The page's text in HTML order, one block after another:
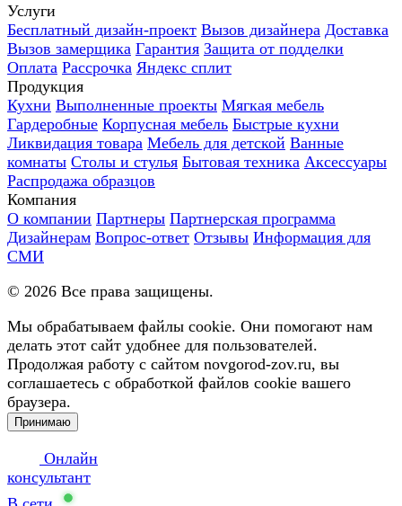
Услуги
Бесплатный дизайн-проект Вызов дизайнера Доставка
Вызов замерщика Гарантия Защита от подделки
Оплата Рассрочка Яндекс сплит
Продукция
Кухни Выполненные проекты Мягкая мебель
Гардеробные Корпусная мебель Быстрые кухни
Ликвидация товара Мебель для детской Ванные
комнаты Столы и стулья Бытовая техника Аксессуары
Распродажа образцов
Компания
О компании Партнеры Партнерская программа
Дизайнерам Вопрос-ответ Отзывы Информация для
СМИ
© 2026 Все права защищены.
Мы обрабатываем файлы cookie. Они помогают нам
делать этот сайт удобнее для пользователей.
Продолжая работу с сайтом novgorod-zov.ru, вы
соглашаетесь с обработкой файлов cookie вашего
браузера.
Принимаю
Онлайн
консультант